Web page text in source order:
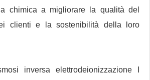
chimica a migliorare la qualità del
clienti e la sostenibilità della loro
inversa elettrodeionizzazione I